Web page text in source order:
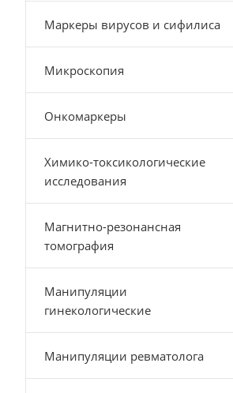
Маркеры вирусов и сифилиса
Микроскопия
Онкомаркеры
Химико-токсикологические
исследования
Магнитно-резонансная
томография
Манипуляции
гинекологические
Манипуляции ревматолога